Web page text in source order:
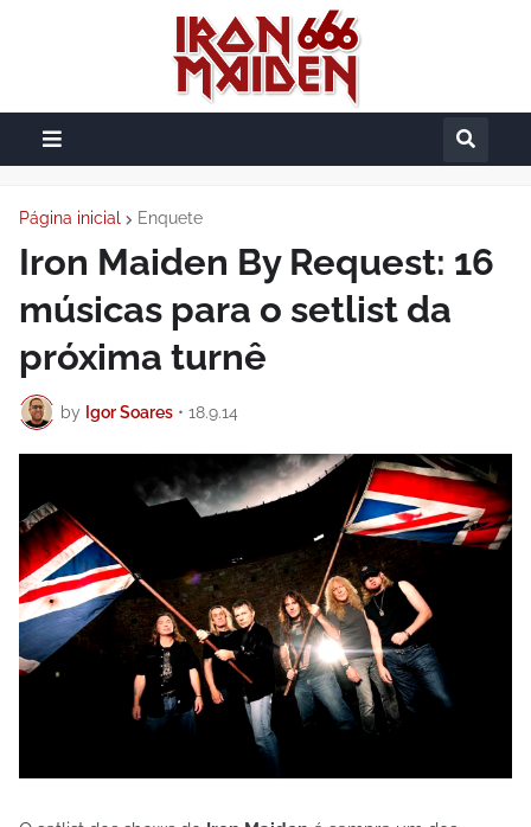
Página inicial Enquete
Iron Maiden By Request: 16
músicas para o setlist da
próxima turnê
by Igor Soares • 18.9.14